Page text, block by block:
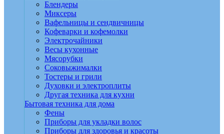
Блендеры
Миксеры
Вафельницы и сендвичницы
Кофеварки и кофемолки
Электрочайники
Весы кухонные
Мясорубки
Соковыжималки
Тостеры и грили
Духовки и электроплиты
Другая техника для кухни
Бытовая техника для дома
Фены
Приборы для укладки волос
Приборы для здоровья и красоты